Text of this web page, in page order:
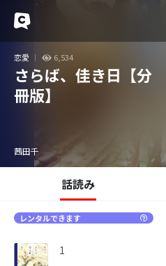
恋愛 6,534
さらば、佳き日【分
冊版】
茜田千
話読み
レンタルできます
1